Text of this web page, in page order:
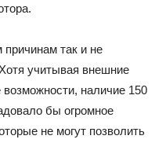
так и не
учитывая внешние
наличие 150
бы огромное
не могут позволить